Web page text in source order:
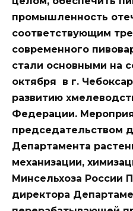
промышленность
соответствующим
современного
стали основными на
октября в г.
развитию
Федерации.
председательством
Департамента
механизации,
Минсельхоза России
директора